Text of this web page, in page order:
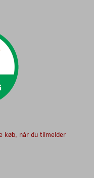
køb, når du tilmelder